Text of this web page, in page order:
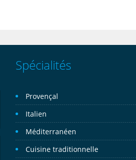
Spécialités
Provençal
Italien
Méditerranéen
Cuisine traditionnelle